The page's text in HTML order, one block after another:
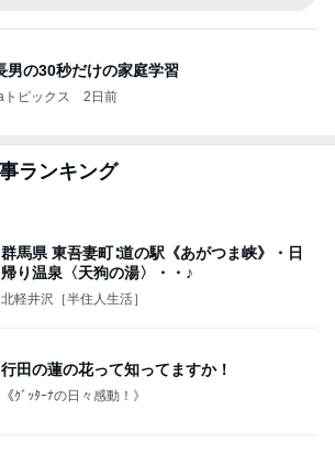
《ｸﾞｯﾀｰﾅの日々感動！》
【銀座のママの人生相談】 京大・東大・ハー
バード編 天才たちの苦悩とは？頭が良すぎ
て悩む人
元キャバ嬢みなさん自殺 誹謗中傷裁判で1億
勝ち取った銀座のママに相談殺到 誹謗中傷
は正義じゃない
銀座のママブログ✨美肌で開運✨銀座ママが作った
【銀座のママの賢い女の投資術】スイス式
「お金を増やす人」の考え方 美肌で賢く金
運UP これが正解
銀座のママブログ✨美肌で開運✨銀座ママが作った